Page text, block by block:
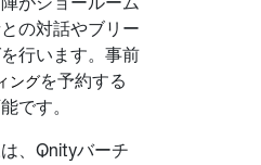
の対話やブリー
行います。事前
ングを予約する
です。
、Qnityバーチ